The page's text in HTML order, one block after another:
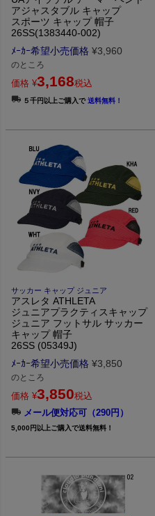
アジャスタブル キャップ
スポーツ キャップ 帽子
26SS(1383440-002)
ﾒｰｶｰ希望小売価格 ¥3,960
のところ
価格 ¥3,168税込
５千円以上ご購入で送料無料！
サッカー キャップ ジュニア
アスレタ ATHLETA
ジュニアプラクティスキャップ
ジュニア フットサル サッカー
キャップ 帽子
26SS (05349J)
ﾒｰｶｰ希望小売価格 ¥3,850
のところ
価格 ¥3,850税込
メール便対応可（290円）
5,000円以上ご購入で送料無料！